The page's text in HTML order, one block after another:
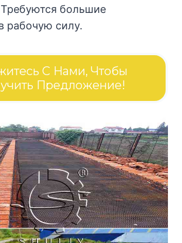
большие
рабочую силу.
С Нами, Чтобы
Предложение!